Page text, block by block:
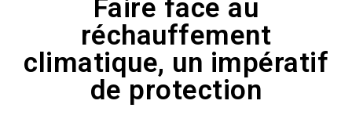
Faire face au
réchauffement
climatique, un impératif
de protection